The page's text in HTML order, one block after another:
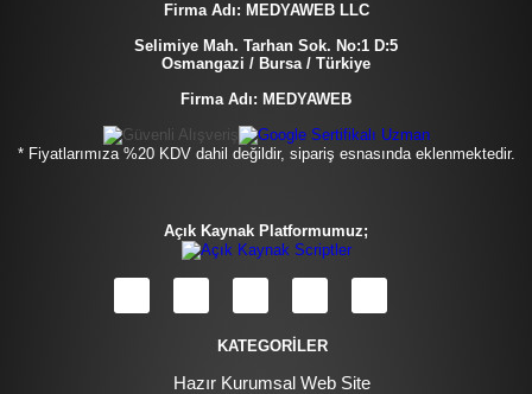
Firma Adı: MEDYAWEB LLC
Selimiye Mah. Tarhan Sok. No:1 D:5
Osmangazi / Bursa / Türkiye
Firma Adı: MEDYAWEB
* Fiyatlarımıza %20 KDV dahil değildir, sipariş esnasında eklenmektedir.
Açık Kaynak Platformumuz;
KATEGORİLER
Hazır Kurumsal Web Site